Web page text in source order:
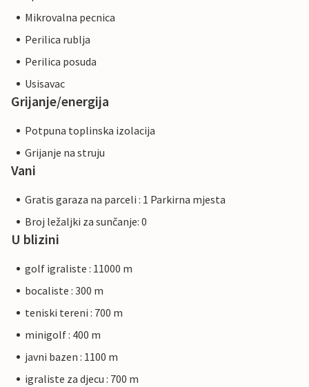
Mikrovalna pecnica
Perilica rublja
Perilica posuda
Usisavac
Grijanje/energija
Potpuna toplinska izolacija
Grijanje na struju
Vani
Gratis garaza na parceli : 1 Parkirna mjesta
Broj ležaljki za sunčanje: 0
U blizini
golf igraliste : 11000 m
bocaliste : 300 m
teniski tereni : 700 m
minigolf : 400 m
javni bazen : 1100 m
igraliste za djecu : 700 m